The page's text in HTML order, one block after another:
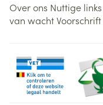
Over ons Nuttige links
van wachtVoorschrift